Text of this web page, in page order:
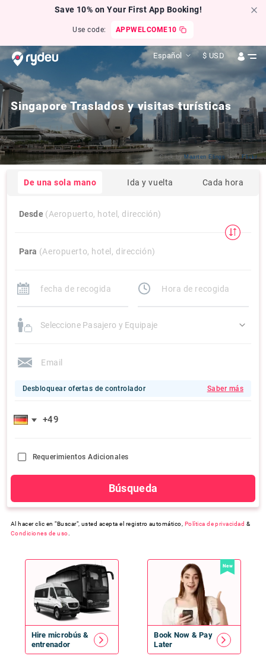
Save 10% on Your First App Booking!
Use code: APPWELCOME10
Español $ USD
Singapore Traslados y visitas turísticas
Click by Maarten ElingsfromFlickr
De una sola mano Ida y vuelta Cada hora
Desde (Aeropuerto, hotel, dirección)
Para (Aeropuerto, hotel, dirección)
Seleccione Pasajero y Equipaje
Desbloquear ofertas de controlador Saber más
Requerimientos Adicionales
Búsqueda
Al hacer clic en "Buscar", usted acepta el registro automático, Política de privacidad &
Condiciones de uso
Hire microbús &
entrenador
New
Book Now & Pay
Later